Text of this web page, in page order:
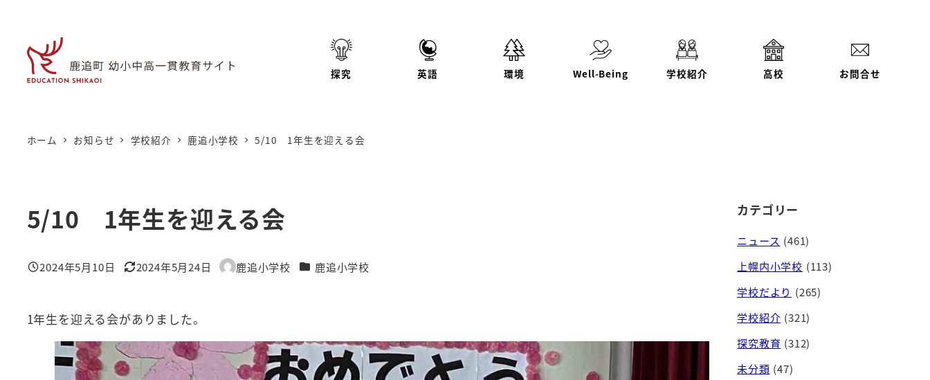
探究 英語 環境 Well-Being 学校紹介 高校 お問合せ
ホーム お知らせ 学校紹介 鹿追小学校 5/10 1年生を迎える会
5/10 1年生を迎える会
投稿日
2024年5月10日
更新日
2024年5月24日
著
鹿追小学校 カテゴリー
鹿追小学校
1年生を迎える会がありました。
カテゴリー
ニュース (461)
上幌内小学校 (113)
学校だより (265)
学校紹介 (321)
探究教育 (312)
未分類 (47)